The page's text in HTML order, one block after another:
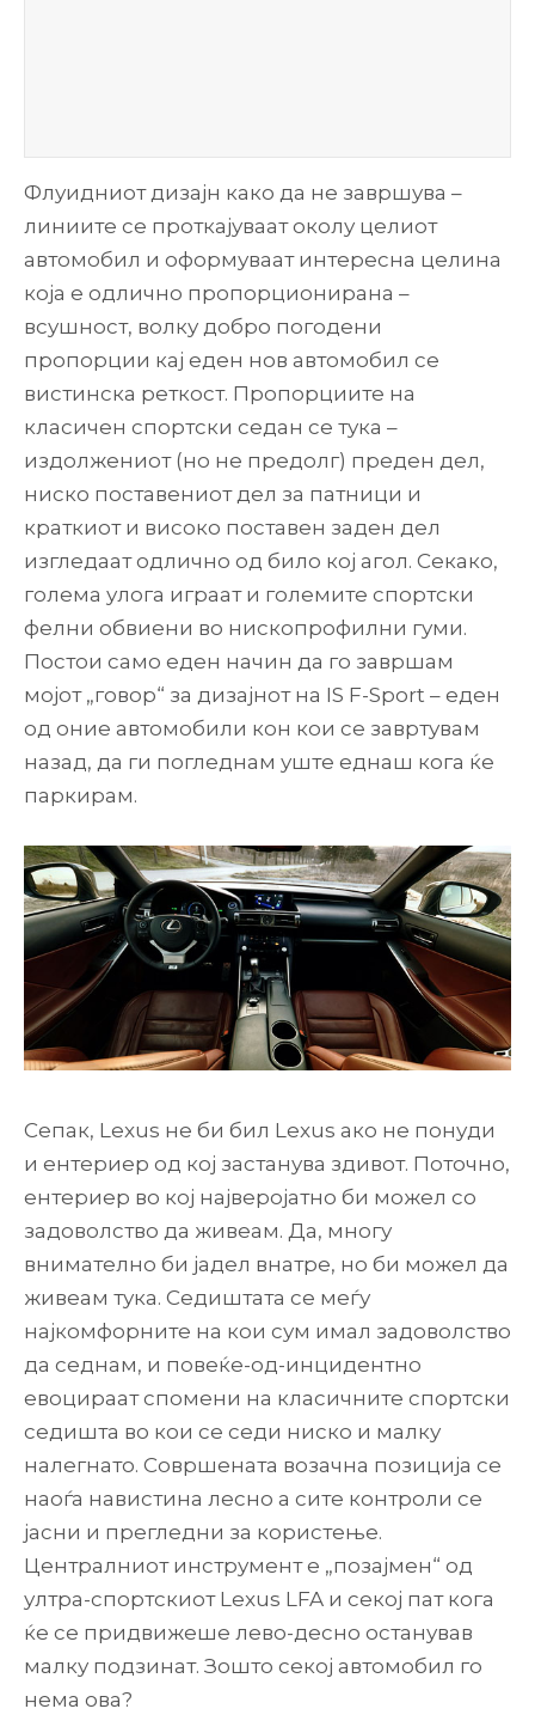
Флуидниот дизајн како да не завршува –
линиите се проткајуваат околу целиот
автомобил и оформуваат интересна целина
која е одлично пропорционирана –
всушност, волку добро погодени
пропорции кај еден нов автомобил се
вистинска реткост. Пропорциите на
класичен спортски седан се тука –
издолжениот (но не предолг) преден дел,
ниско поставениот дел за патници и
краткиот и високо поставен заден дел
изгледаат одлично од било кој агол. Секако,
голема улога играат и големите спортски
фелни обвиени во нископрофилни гуми.
Постои само еден начин да го завршам
мојот „говор“ за дизајнот на IS F-Sport – еден
од оние автомобили кон кои се завртувам
назад, да ги погледнам уште еднаш кога ќе
паркирам.
Сепак, Lexus не би бил Lexus ако не понуди
и ентериер од кој застанува здивот. Поточно,
ентериер во кој најверојатно би можел со
задоволство да живеам. Да, многу
внимателно би јадел внатре, но би можел да
живеам тука. Седиштата се меѓу
најкомфорните на кои сум имал задоволство
да седнам, и повеќе-од-инцидентно
евоцираат спомени на класичните спортски
седишта во кои се седи ниско и малку
налегнато. Совршената возачна позиција се
наоѓа навистина лесно а сите контроли се
јасни и прегледни за користење.
Централниот инструмент е „позајмен“ од
ултра-спортскиот Lexus LFA и секој пат кога
ќе се придвижеше лево-десно останував
малку подзинат. Зошто секој автомобил го
нема ова?